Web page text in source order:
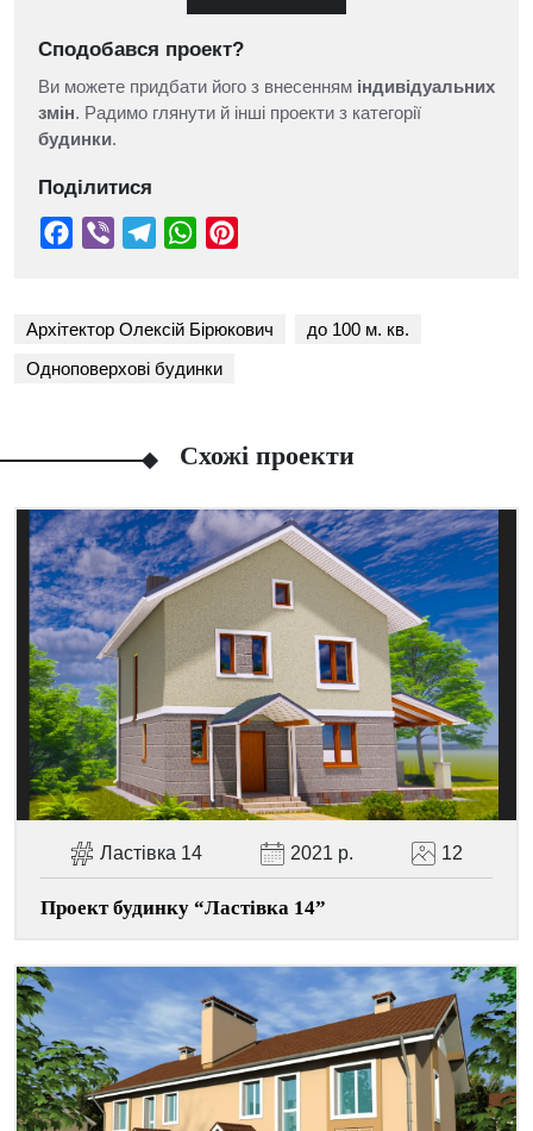
Сподобався проект?
Ви можете придбати його з внесенням індивідуальних
змін. Радимо глянути й інші проекти з категорії
будинки.
Поділитися
Facebook
ViberTelegramWhatsApp
Pinterest
Архітектор Олексій Бірюкович
до 100 м. кв.
Одноповерхові будинки
Схожі проекти
Ластівка 14 2021 р. 12
Проект будинку “Ластівка 14”